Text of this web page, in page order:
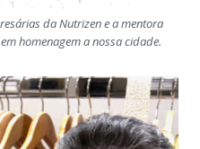
da Nutrizen e a mentora
homenagem a nossa cidade.